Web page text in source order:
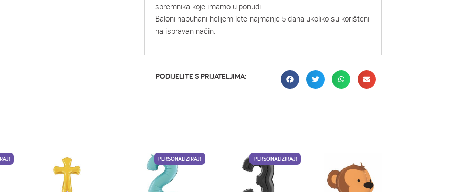
spremnika koje imamo u ponudi.
Baloni napuhani helijem lete najmanje 5 dana ukoliko su korišteni
na ispravan način.
PODIJELITE S PRIJATELJIMA:
PERSONALIZIRAJ! PERSONALIZIRAJ!